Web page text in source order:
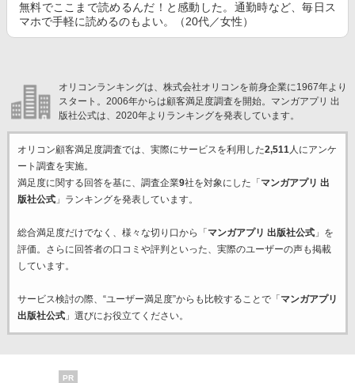
無料でここまで読めるんだ！と感動した。通勤時など、毎日ス
マホで手軽に読めるのもよい。（20代／女性）
オリコンランキングは、株式会社オリコンを前身企業に1967年より
スタート。2006年からは顧客満足度調査を開始。マンガアプリ 出
版社公式は、2020年よりランキングを発表しています。
オリコン顧客満足度調査では、実際にサービスを利用した2,511人にアンケ
ート調査を実施。
満足度に関する回答を基に、調査企業9社を対象にした「 マンガアプリ 出
版社公式」ランキングを発表しています。
総合満足度だけでなく、様々な切り口から「 マンガアプリ 出版社公式」を
評価。さらに回答者の口コミや評判といった、実際のユーザーの声も掲載
しています。
サービス検討の際、“ユーザー満足度”からも比較することで「 マンガアプリ
出版社公式」選びにお役立てください。
PR